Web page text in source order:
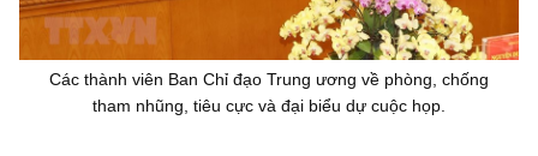
Các thành viên Ban Chỉ đạo Trung ương về phòng, chống
tham nhũng, tiêu cực và đại biểu dự cuộc họp.